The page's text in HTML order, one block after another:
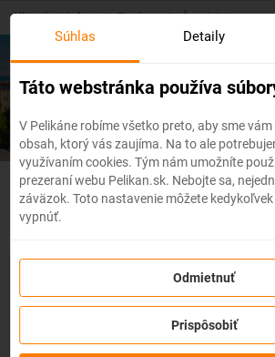
Skip
content
Hlavná stránka / Európa / Španielsko
Lacné letenky
Španielsko -
zmena z akéhokoľvek dôvodu
letenky do 3 dní pred odletombez udania
zakúpení služby získate na zmenu údajov na
dispozíciikredit vo výške až 80% ceny z
Súhlas Detaily
Táto webstránka používa
V Pelikáne robíme všetko preto, aby sme
obsah, ktorý vás zaujíma. Na to ale
využívaním cookies. Tým nám umožníte
prezeraní webu Pelikan.sk. Nebojte sa,
záväzok. Toto nastavenie môžete
vypnúť.
Odmietnuť
Prispôsobiť